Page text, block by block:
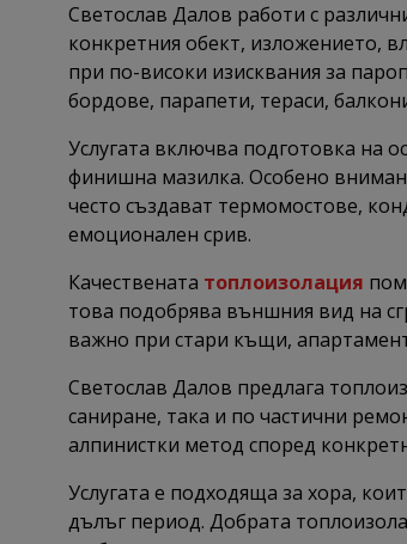
Светослав Далов работи с
конкретния обект, изложението,
при по-високи изисквания за
бордове, парапети, тераси,
Услугата включва подготовка на
финишна мазилка. Особено
често създават термомостове,
емоционален срив.
Качествената топлоизолация
това подобрява външния вид на
важно при стари къщи,
Светослав Далов предлага
саниране, така и по частични
алпинистки метод според
Услугата е подходяща за хора,
дълъг период. Добрата